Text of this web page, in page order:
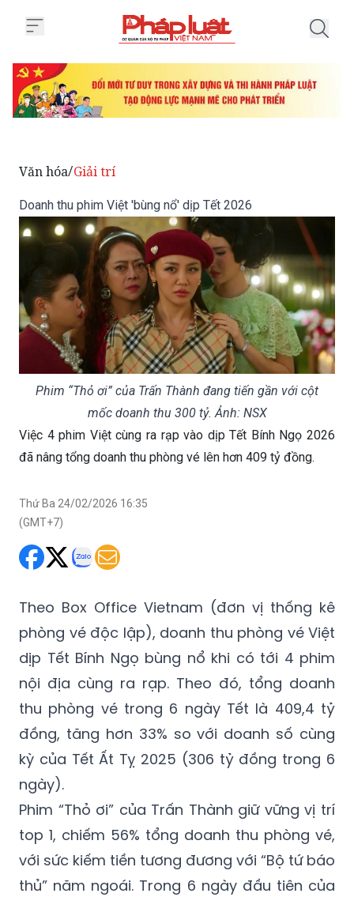
Văn hóa/Giải trí
Doanh thu phim Việt 'bùng nổ' dịp Tết 2026
Phim “Thỏ ơi” của Trấn Thành đang tiến gần với cột
mốc doanh thu 300 tỷ. Ảnh: NSX
Việc 4 phim Việt cùng ra rạp vào dịp Tết Bính Ngọ 2026
đã nâng tổng doanh thu phòng vé lên hơn 409 tỷ đồng.
Thứ Ba 24/02/2026 16:35
(GMT+7)
Theo Box Office Vietnam (đơn vị thống kê
phòng vé độc lập), doanh thu phòng vé Việt
dịp Tết Bính Ngọ bùng nổ khi có tới 4 phim
nội địa cùng ra rạp. Theo đó, tổng doanh
thu phòng vé trong 6 ngày Tết là 409,4 tỷ
đồng, tăng hơn 33% so với doanh số cùng
kỳ của Tết Ất Tỵ 2025 (306 tỷ đồng trong 6
ngày).
Phim “Thỏ ơi” của Trấn Thành giữ vững vị trí
top 1, chiếm 56% tổng doanh thu phòng vé,
với sức kiếm tiền tương đương với “Bộ tứ báo
thủ” năm ngoái. Trong 6 ngày đầu tiên của